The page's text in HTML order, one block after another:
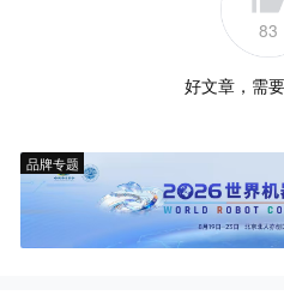
83
好文章，需
品牌专题